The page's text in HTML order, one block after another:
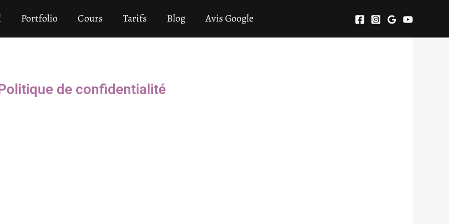
Portfolio Cours Tarifs Blog Avis Google
de confidentialité